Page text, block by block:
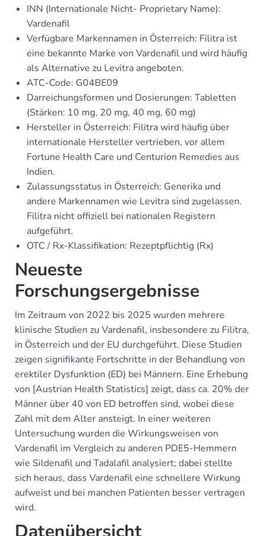
INN (Internationale Nicht- Proprietary Name):
Vardenafil
Verfügbare Markennamen in Österreich: Filitra ist
eine bekannte Marke von Vardenafil und wird häufig
als Alternative zu Levitra angeboten.
ATC-Code: G04BE09
Darreichungsformen und Dosierungen: Tabletten
(Stärken: 10 mg, 20 mg, 40 mg, 60 mg)
Hersteller in Österreich: Filitra wird häufig über
internationale Hersteller vertrieben, vor allem
Fortune Health Care und Centurion Remedies aus
Indien.
Zulassungsstatus in Österreich: Generika und
andere Markennamen wie Levitra sind zugelassen.
Filitra nicht offiziell bei nationalen Registern
aufgeführt.
OTC / Rx-Klassifikation: Rezeptpflichtig (Rx)
Neueste
Forschungsergebnisse
Im Zeitraum von 2022 bis 2025 wurden mehrere
klinische Studien zu Vardenafil, insbesondere zu Filitra,
in Österreich und der EU durchgeführt. Diese Studien
zeigen signifikante Fortschritte in der Behandlung von
erektiler Dysfunktion (ED) bei Männern. Eine Erhebung
von [Austrian Health Statistics] zeigt, dass ca. 20% der
Männer über 40 von ED betroffen sind, wobei diese
Zahl mit dem Alter ansteigt. In einer weiteren
Untersuchung wurden die Wirkungsweisen von
Vardenafil im Vergleich zu anderen PDE5-Hemmern
wie Sildenafil und Tadalafil analysiert; dabei stellte
sich heraus, dass Vardenafil eine schnellere Wirkung
aufweist und bei manchen Patienten besser vertragen
wird.